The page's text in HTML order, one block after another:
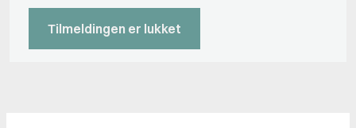
Tilmeldingen er lukket